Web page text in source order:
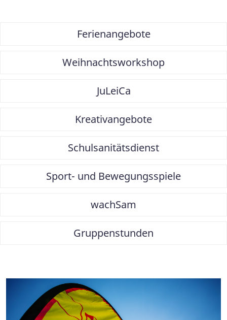
Ferienangebote
Weihnachtsworkshop
JuLeiCa
Kreativangebote
Schulsanitätsdienst
Sport- und Bewegungsspiele
wachSam
Gruppenstunden